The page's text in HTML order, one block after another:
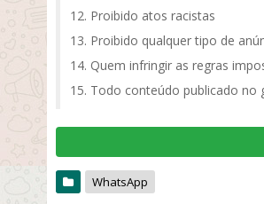
Proibido atos racistas
Proibido qualquer tipo de
Quem infringir as regras
Todo conteúdo publicado no
WhatsApp